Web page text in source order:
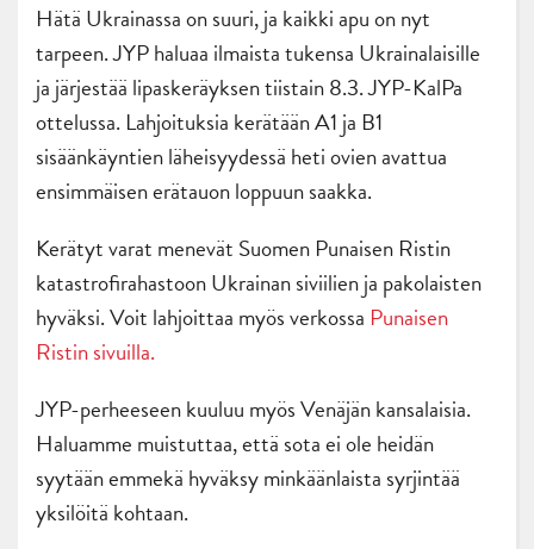
Hätä Ukrainassa on suuri, ja kaikki apu on nyt
tarpeen. JYP haluaa ilmaista tukensa Ukrainalaisille
ja järjestää lipaskeräyksen tiistain 8.3. JYP-KalPa
ottelussa. Lahjoituksia kerätään A1 ja B1
sisäänkäyntien läheisyydessä heti ovien avattua
ensimmäisen erätauon loppuun saakka.
Kerätyt varat menevät Suomen Punaisen Ristin
katastrofirahastoon Ukrainan siviilien ja pakolaisten
hyväksi. Voit lahjoittaa myös verkossa Punaisen
Ristin sivuilla.
JYP-perheeseen kuuluu myös Venäjän kansalaisia.
Haluamme muistuttaa, että sota ei ole heidän
syytään emmekä hyväksy minkäänlaista syrjintää
yksilöitä kohtaan.